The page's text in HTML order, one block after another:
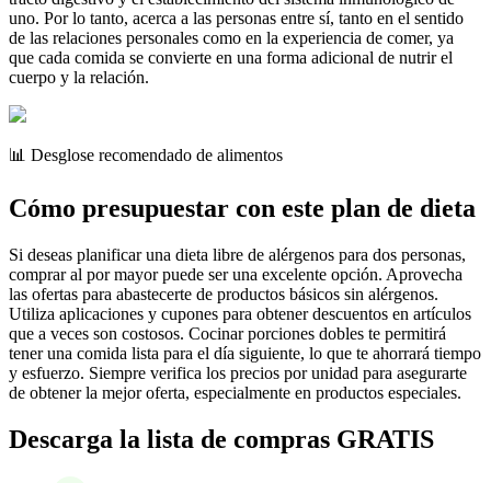
uno. Por lo tanto, acerca a las personas entre sí, tanto en el sentido
de las relaciones personales como en la experiencia de comer, ya
que cada comida se convierte en una forma adicional de nutrir el
cuerpo y la relación.
📊 Desglose recomendado de alimentos
Cómo presupuestar con este plan de dieta
Si deseas planificar una dieta libre de alérgenos para dos personas,
comprar al por mayor puede ser una excelente opción. Aprovecha
las ofertas para abastecerte de productos básicos sin alérgenos.
Utiliza aplicaciones y cupones para obtener descuentos en artículos
que a veces son costosos. Cocinar porciones dobles te permitirá
tener una comida lista para el día siguiente, lo que te ahorrará tiempo
y esfuerzo. Siempre verifica los precios por unidad para asegurarte
de obtener la mejor oferta, especialmente en productos especiales.
Descarga la lista de compras GRATIS